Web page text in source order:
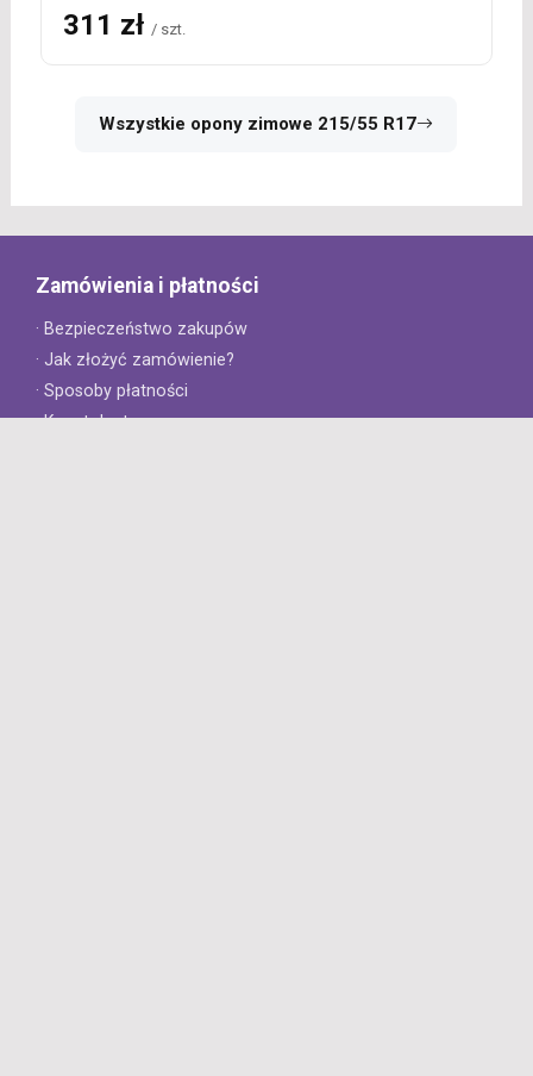
311 zł / szt.
Wszystkie opony zimowe 215/55 R17
Zamówienia i płatności
· Bezpieczeństwo zakupów
· Jak złożyć zamówienie?
· Sposoby płatności
· Koszt dostawy